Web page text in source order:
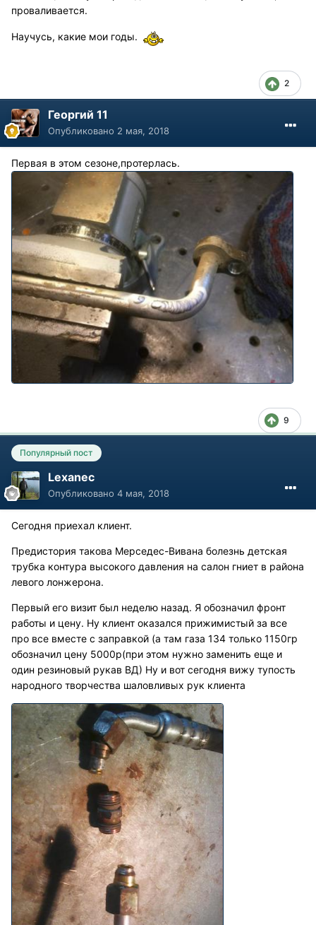
проваливается.
Научусь, какие мои годы.
2
Георгий 11
Опубликовано 2 мая, 2018
Первая в этом сезоне,протерлась.
9
Популярный пост
Lexanec
Опубликовано 4 мая, 2018
Сегодня приехал клиент.
Предистория такова Мерседес-Вивана болезнь детская
трубка контура высокого давления на салон гниет в района
левого лонжерона.
Первый его визит был неделю назад. Я обозначил фронт
работы и цену. Ну клиент оказался прижимистый за все
про все вместе с заправкой (а там газа 134 только 1150гр
обозначил цену 5000р(при этом нужно заменить еще и
один резиновый рукав ВД) Ну и вот сегодня вижу тупость
народного творчества шаловливых рук клиента